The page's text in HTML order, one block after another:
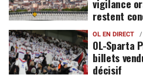
vigilance
restent
OL EN DIRECT
OL-Sparta
billets
décisif